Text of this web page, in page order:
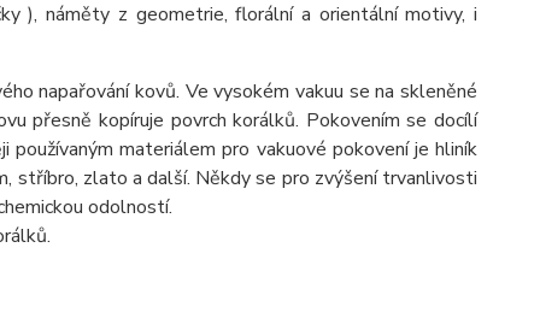
), náměty z geometrie, florální a orientální motivy, i
napařování kovů. Ve vysokém vakuu se na skleněné
přesně kopíruje povrch korálků. Pokovením se docílí
materiálem pro vakuové pokovení je hliník
stříbro, zlato a další. Někdy se pro zvýšení trvanlivosti
odolností.